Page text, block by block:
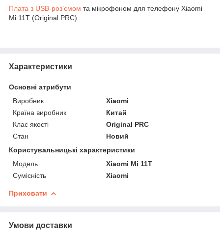
Плата з USB-роз’ємом та мікрофоном для телефону Xiaomi
Mi 11T (Original PRC)
Характеристики
Основні атрибути
Виробник
Xiaomi
Країна виробник
Китай
Клас якості
Original PRC
Стан
Новий
Користувальницькі характеристики
Мoдель
Xiaomi Mi 11T
Сумісність
Xiaomi
Приховати
Умови доставки